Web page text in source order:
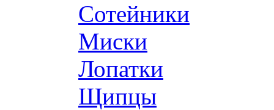
Сотейники
Миски
Лопатки
Щипцы